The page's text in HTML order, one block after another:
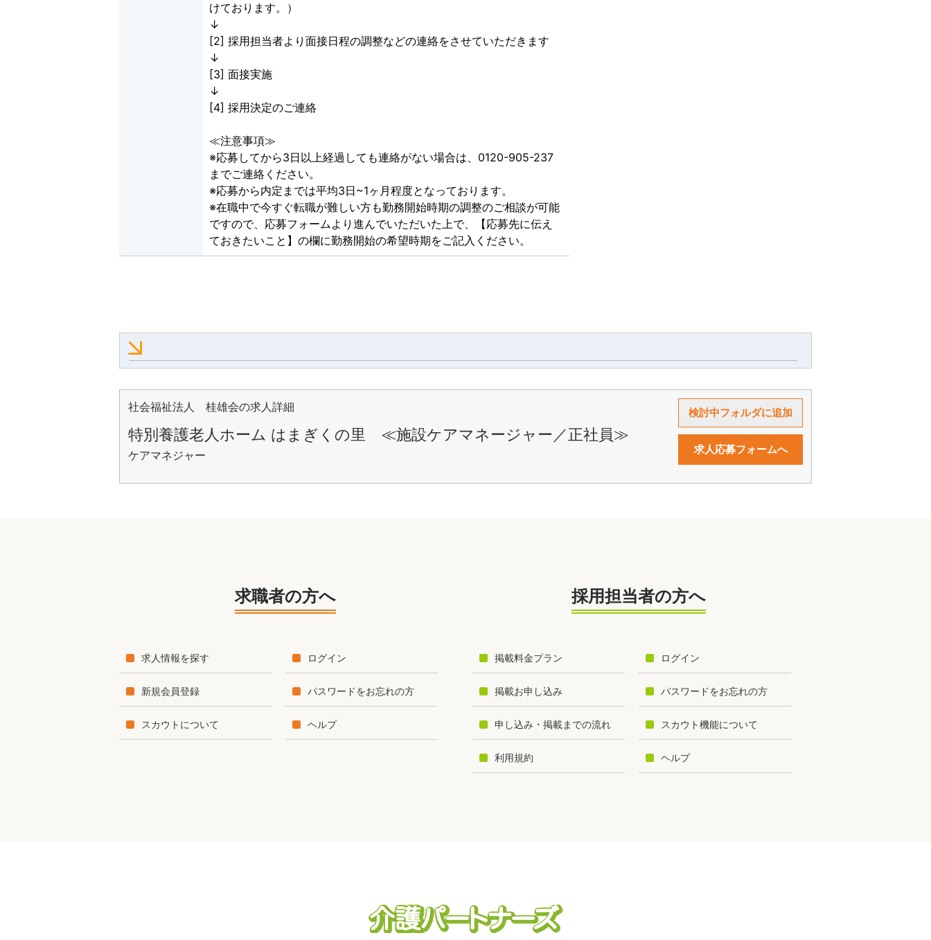
けております。）
↓
[2] 採用担当者より面接日程の調整などの連絡をさせていただきます
↓
[3] 面接実施
↓
[4] 採用決定のご連絡
≪注意事項≫
※応募してから3日以上経過しても連絡がない場合は、0120-905-237
までご連絡ください。
※応募から内定までは平均3日~1ヶ月程度となっております。
※在職中で今すぐ転職が難しい方も勤務開始時期の調整のご相談が可能
ですので、応募フォームより進んでいただいた上で、【応募先に伝え
ておきたいこと】の欄に勤務開始の希望時期をご記入ください。
社会福祉法人 桂雄会の求人詳細
特別養護老人ホーム はまぎくの里 ≪施設ケアマネージャー／正社員≫
ケアマネジャー 求人応募フォームへ
求職者の方へ
求人情報を探す ログイン
新規会員登録 パスワードをお忘れの方
スカウトについて ヘルプ
採用担当者の方へ
掲載料金プラン ログイン
掲載お申し込み パスワードをお忘れの方
申し込み・掲載までの流れ スカウト機能について
利用規約 ヘルプ